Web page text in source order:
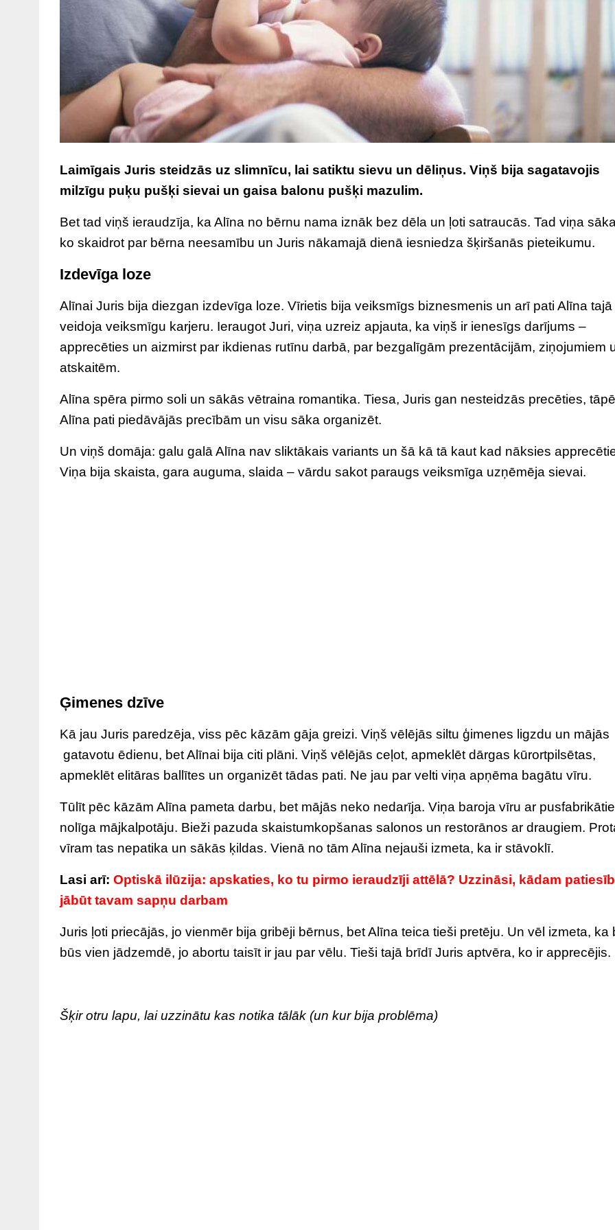
Laimīgais Juris steidzās uz slimnīcu, lai satiktu sievu un dēliņus. Viņš bija sagatavojis
milzīgu puķu pušķi sievai un gaisa balonu pušķi mazulim.
Bet tad viņš ieraudzīja, ka Alīna no bērnu nama iznāk bez dēla un ļoti satraucās. Tad viņa
ko skaidrot par bērna neesamību un Juris nākamajā dienā iesniedza šķiršanās pieteikumu.
Izdevīga loze
Alīnai Juris bija diezgan izdevīga loze. Vīrietis bija veiksmīgs biznesmenis un arī pati Alīna
veidoja veiksmīgu karjeru. Ieraugot Juri, viņa uzreiz apjauta, ka viņš ir ienesīgs darījums –
apprecēties un aizmirst par ikdienas rutīnu darbā, par bezgalīgām prezentācijām, ziņojumiem
atskaitēm.
Alīna spēra pirmo soli un sākās vētraina romantika. Tiesa, Juris gan nesteidzās precēties,
Alīna pati piedāvājās precībām un visu sāka organizēt.
Un viņš domāja: galu galā Alīna nav sliktākais variants un šā kā tā kaut kad nāksies
Viņa bija skaista, gara auguma, slaida – vārdu sakot paraugs veiksmīga uzņēmēja sievai.
Ģimenes dzīve
Kā jau Juris paredzēja, viss pēc kāzām gāja greizi. Viņš vēlējās siltu ģimenes ligzdu un mājās
gatavotu ēdienu, bet Alīnai bija citi plāni. Viņš vēlējās ceļot, apmeklēt dārgas kūrortpilsētas,
apmeklēt elitāras ballītes un organizēt tādas pati. Ne jau par velti viņa apņēma bagātu vīru.
Tūlīt pēc kāzām Alīna pameta darbu, bet mājās neko nedarīja. Viņa baroja vīru ar
nolīga mājkalpotāju. Bieži pazuda skaistumkopšanas salonos un restorānos ar draugiem.
vīram tas nepatika un sākās ķildas. Vienā no tām Alīna nejauši izmeta, ka ir stāvoklī.
Lasi arī: Optiskā ilūzija: apskaties, ko tu pirmo ieraudzīji attēlā? Uzzināsi, kādam
jābūt tavam sapņu darbam
Juris ļoti priecājās, jo vienmēr bija gribēji bērnus, bet Alīna teica tieši pretēju. Un vēl izmeta, ka
būs vien jādzemdē, jo abortu taisīt ir jau par vēlu. Tieši tajā brīdī Juris aptvēra, ko ir apprecējis.
Šķir otru lapu, lai uzzinātu kas notika tālāk (un kur bija problēma)